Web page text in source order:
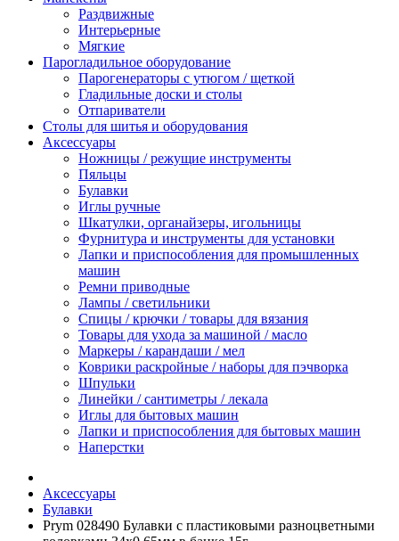
Раздвижные
Интерьерные
Мягкие
Парогладильное оборудование
Парогенераторы с утюгом / щеткой
Гладильные доски и столы
Отпариватели
Столы для шитья и оборудования
Аксессуары
Ножницы / режущие инструменты
Пяльцы
Булавки
Иглы ручные
Шкатулки, органайзеры, игольницы
Фурнитура и инструменты для установки
Лапки и приспособления для промышленных
машин
Ремни приводные
Лампы / светильники
Спицы / крючки / товары для вязания
Товары для ухода за машиной / масло
Маркеры / карандаши / мел
Коврики раскройные / наборы для пэчворка
Шпульки
Линейки / сантиметры / лекала
Иглы для бытовых машин
Лапки и приспособления для бытовых машин
Наперстки
Аксессуары
Булавки
Prym 028490 Булавки с пластиковыми разноцветными